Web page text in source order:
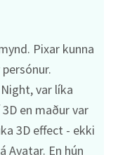
Pixar kunna
var líka
en maður var
3D effect - ekki
Avatar. En hún